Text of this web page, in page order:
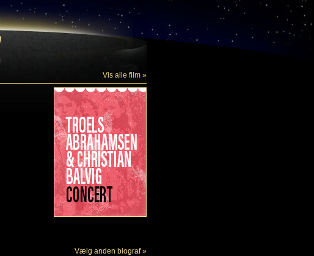
Vis alle film »
Vælg anden biograf »